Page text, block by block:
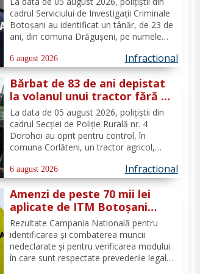
infantilă, identificat de
polițiști
cadrul Serviciului de Investigații Criminale
Botoșani au identificat un tânăr, de 23 de
ani, din comuna Drăgușeni, pe numele
mandat de executare a pedepsei cu
închisoarea. Tânărul a fost condamnat la
4 ani și 5 luni de...
6 august 2026 Infractional
Bărbat de 83 de ani depistat
la volanul unui tractor fără a
deține permis de conducere
La data de 05 august 2026, polițiștii din
cadrul Secției de Poliție Rurală nr. 4
Dorohoi au oprit pentru control, în
comuna Corlăteni, un tractor agricol,
din aceeași localitate. În urma verificărilor
efectuate de către polițiști, s-a constatat
faptul că...
6 august 2026 Infractional
Amenzi de peste 70 mii lei
aplicate de ITM Botoșani
privind munca nedeclarată
Rezultate Campania Natională pentru
identificarea și combaterea muncii
nedeclarate și pentru verificarea modului
în care sunt respectate prevederile legale